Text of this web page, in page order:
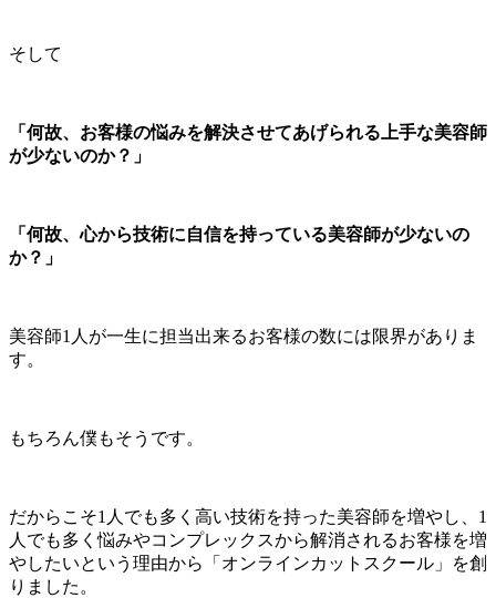
そして
「何故、お客様の悩みを解決させてあげられる上手な美容師
が少ないのか？」
「何故、心から技術に自信を持っている美容師が少ないの
か？」
美容師1人が一生に担当出来るお客様の数には限界がありま
す。
もちろん僕もそうです。
だからこそ1人でも多く高い技術を持った美容師を増やし、1
人でも多く悩みやコンプレックスから解消されるお客様を増
やしたいという理由から「オンラインカットスクール」を創
りました。